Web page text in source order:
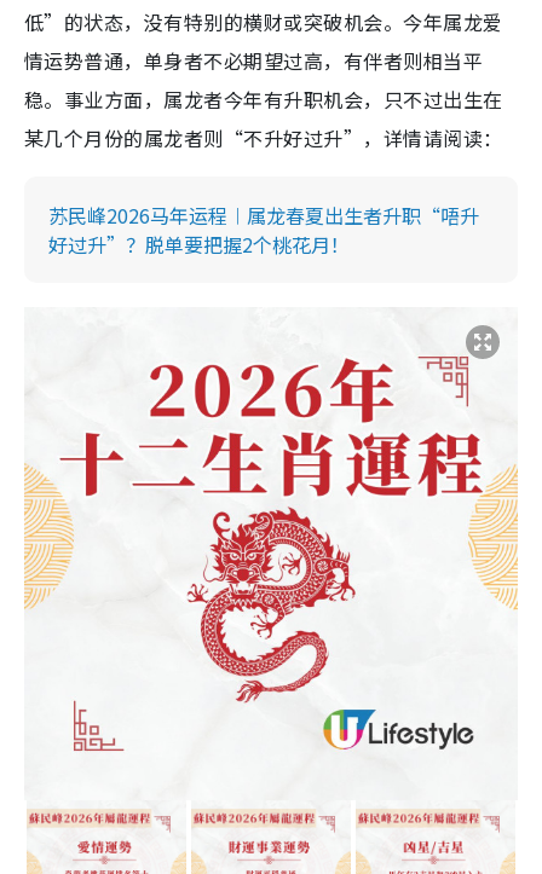
低”的状态，没有特别的横财或突破机会。今年属龙爱
情运势普通，单身者不必期望过高，有伴者则相当平
稳。事业方面，属龙者今年有升职机会，只不过出生在
某几个月份的属龙者则“不升好过升”，详情请阅读：
苏民峰2026马年运程︱属龙春夏出生者升职“唔升
好过升”？脱单要把握2个桃花月！